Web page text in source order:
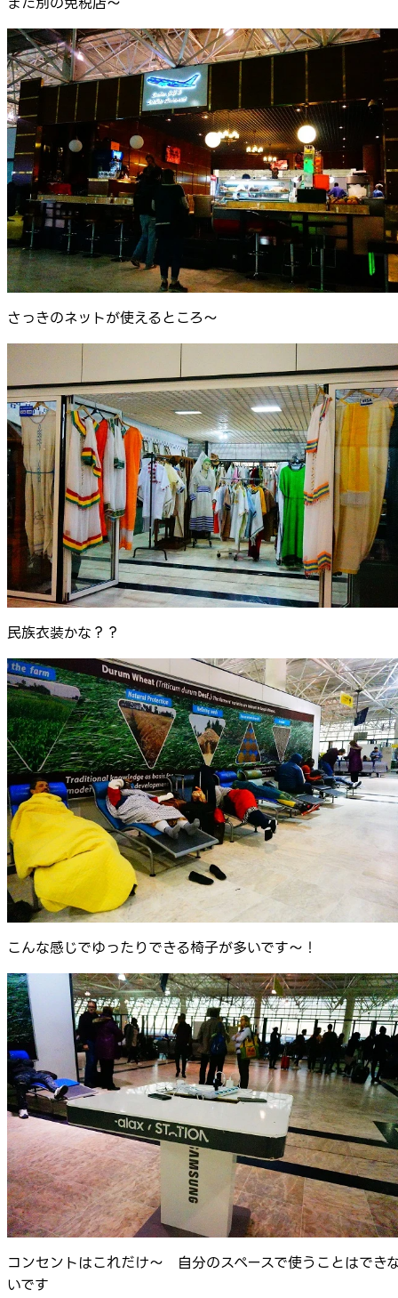
さっきのネットが使えるところ～
民族衣装かな？？
こんな感じでゆったりできる椅子が多いです～！
コンセントはこれだけ～ 自分のスペースで使うことはでき
いです